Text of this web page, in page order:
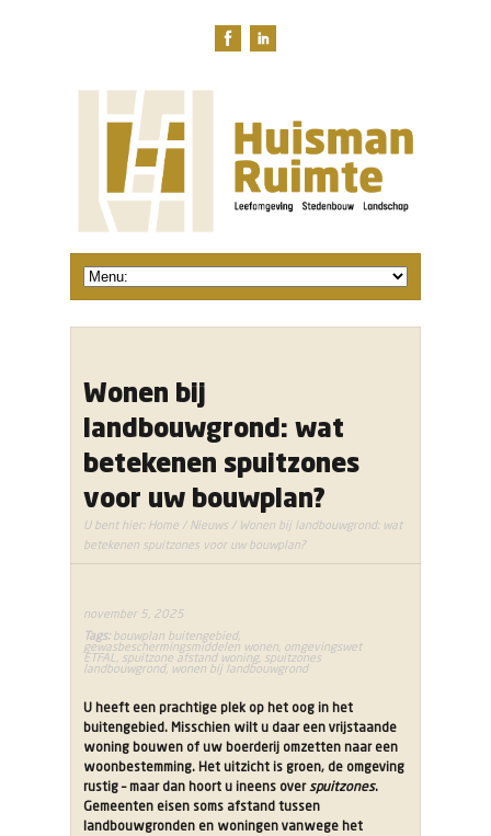
Wonen bij
landbouwgrond: wat
betekenen spuitzones
voor uw bouwplan?
U bent hier: Home / Nieuws/ Wonen bij landbouwgrond: wat
betekenen spuitzones voor uw bouwplan?
november 5, 2025
Tags: bouwplan buitengebied,
gewasbeschermingsmiddelen wonen omgevingswet
ETFAL spuitzone afstand woning, spuitzones
landbouwgrond, wonen bij landbouwgrond
U heeft een prachtige plek op het oog in het
buitengebied. Misschien wilt u daar een vrijstaande
woning bouwen of uw boerderij omzetten naar een
woonbestemming. Het uitzicht is groen, de omgeving
rustig – maar dan hoort u ineens overspuitzones.
Gemeenten eisen soms afstand tussen
landbouwgronden en woningen vanwege het